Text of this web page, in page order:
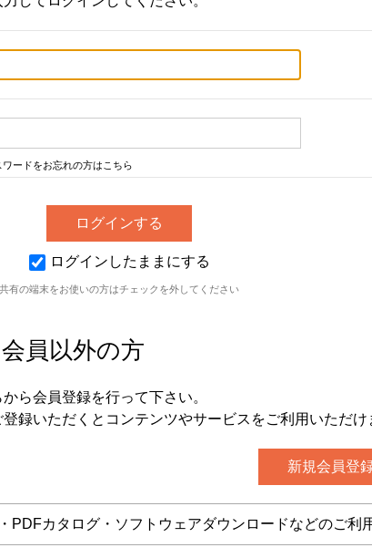
ワードをお忘れの方はこちら
ログインしたままにする
共有の端末をお使いの方はチェックを外してください
員以外の方
ら会員登録を行って下さい。
録いただくとコンテンツやサービスをご利用いただけ
カタログ・ソフトウェアダウンロードなどのご利